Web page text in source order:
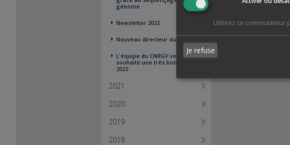
génome
Newsletter 2022
Nouveau directeur du CNRGV
L'équipe du CNRGV vous
souhaite une très bonne année
2022
2021
2020
2019
2018
Le
par le
Utilisez ce commutateur
Je refuse